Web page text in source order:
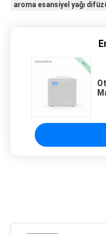
aroma esansiyel yağı